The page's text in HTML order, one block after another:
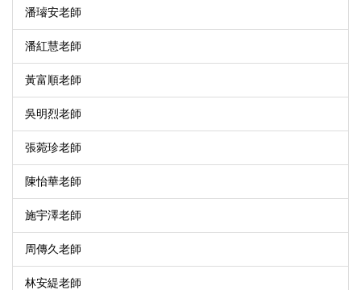
潘璿安老師
潘紅慧老師
黃富順老師
吳明烈老師
張菀珍老師
陳怡華老師
施宇澤老師
周傳久老師
林安緹老師